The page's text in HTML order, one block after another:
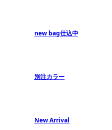
new bag仕込中
別注カラー
New Arrival